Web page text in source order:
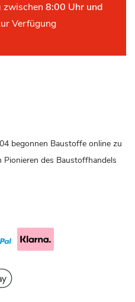
zwischen 8:00 Uhr und
Verfügung
begonnen Baustoffe online zu
des Baustoffhandels